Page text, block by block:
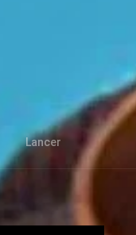
Lancer